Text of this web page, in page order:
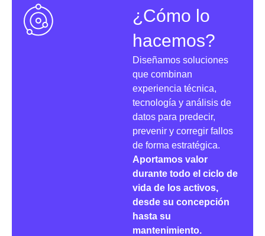
¿Cómo lo
hacemos?
Diseñamos soluciones
que combinan
experiencia técnica,
tecnología y análisis de
datos para predecir,
prevenir y corregir fallos
de forma estratégica.
Aportamos valor
durante todo el ciclo de
vida de los activos,
desde su concepción
hasta su
mantenimiento.